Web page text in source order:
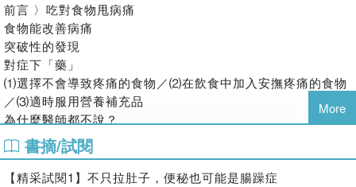
‧原本忍受了25年「風濕性關節炎」的女子，竟然痊癒了！
‧每次生理期都痛到只能躺在床上呻吟的女士，「經痛」隔月就
消失了。
‧「攝護腺癌」已末期的醫師，3週後癌痛消失，1年後體內看
不到癌細胞！
‧因為「關節炎」而多年無法扭轉瓶蓋的女子，竟在療程中的某
天突然輕易打開了瓶蓋。
‧每天排10至20次「水樣糞便」的超瘦農夫，2天糞便就正常
了，2週後體重順利增加6.8公斤。
同時具備科學背景和營養學知識來這樣一本書的，尼爾．柏納
德醫師是唯一的一個，教我們用自然的方式，不只將許多人從
疼痛中拯救出來，也並遠離為了止痛而服用藥物而產生的副作
用。
―Henry J. Heimlich醫師，海姆利赫機構總裁
柏納德醫師的《病痛消失食療聖經》是一種極其寶貴的對策方
―Ron Cridland醫師，健康促進診所
前言 〉吃對食物甩病痛
食物能改善病痛
突破性的發現
對症下「藥」
⑴選擇不會導致疼痛的食物／⑵在飲食中加入安撫疼痛的食物
／⑶適時服用營養補充品
為什麼醫師都不說？
選有效的療法
從定下短期目標開始
引言 〉從哪裡切入處理病痛？
More
書摘/試閱
【精采試閱1】不只拉肚子，便秘也可能是腸躁症